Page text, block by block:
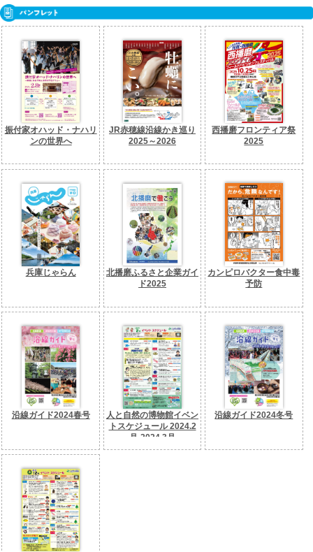
振付家オハッド・ナハリ
ンの世界へ
JR赤穂線沿線かき巡り
2025～2026
西播磨フロンティア祭
2025
兵庫じゃらん
北播磨ふるさと企業ガイ
ド2025
カンピロバクター食中毒
予防
沿線ガイド2024春号
人と自然の博物館イベン
トスケジュール 2024.2
月-2024.3月
沿線ガイド2024冬号